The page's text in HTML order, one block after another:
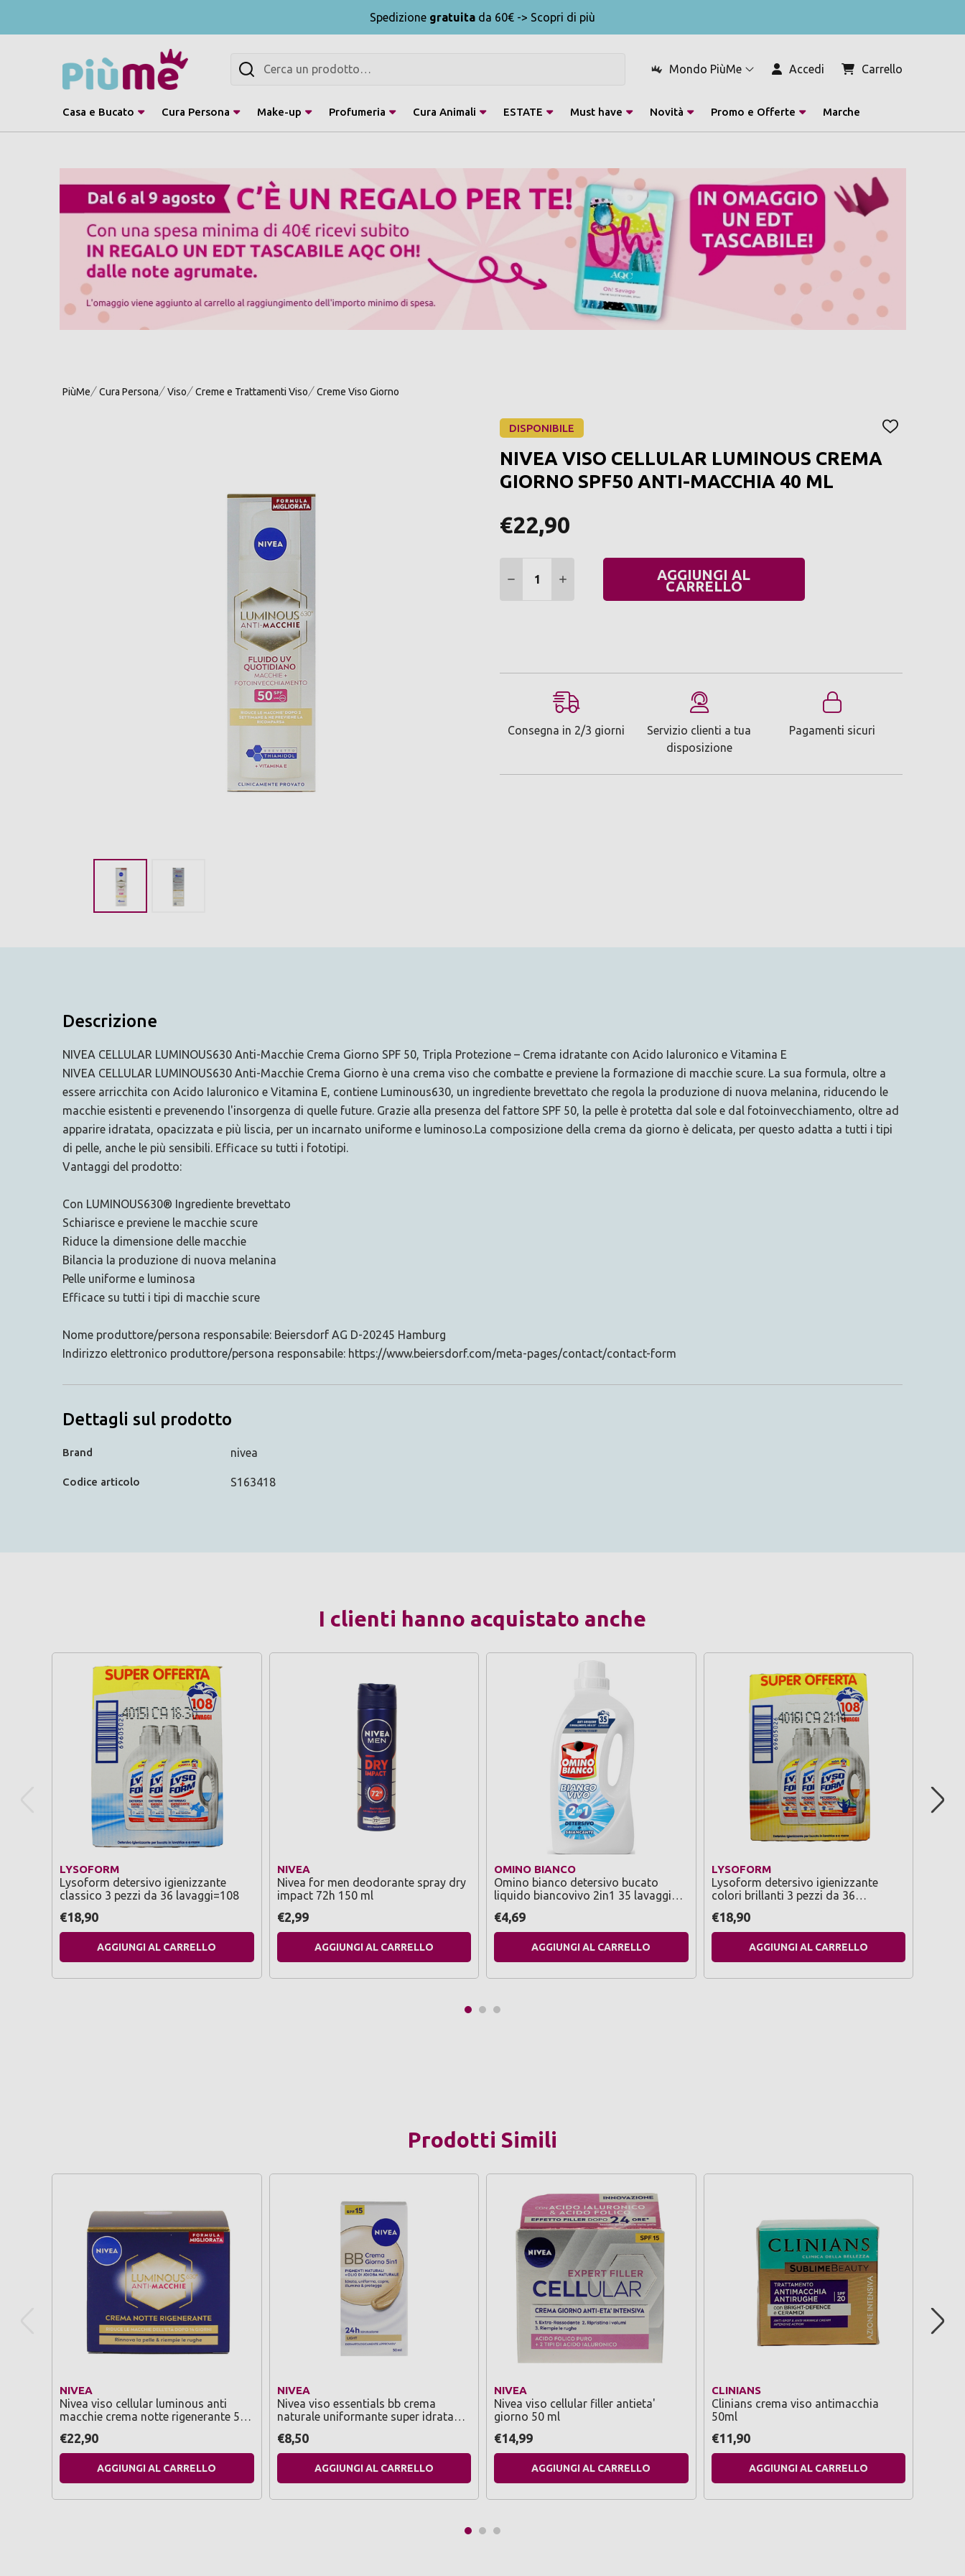
Spedizione gratuita da 60€ -> Scopri di più
Mondo PiùMe Accedi Carrello
Cerca
Casa e Bucato Cura Persona Make-up Profumeria Cura Animali ESTATE Must have Novità Promo e Offerte Marche
PiùMe Cura Persona Viso Creme e Trattamenti Viso Creme Viso Giorno
DISPONIBILE
AGGIUNGI
NIVEA VISO CELLULAR LUMINOUS CREMA
GIORNO SPF50 ANTI-MACCHIA 40 ML
€22,90
DIMINUIRE QUANTITÀ:
AUMENTARE QUANTITÀ:AGGIUNGI AL
CARRELLO
Consegna in 2/3 giorni
Servizio clienti a tua
disposizione
Pagamenti sicuri
Descrizione
NIVEA CELLULAR LUMINOUS630 Anti-Macchie Crema Giorno SPF 50, Tripla Protezione – Crema idratante con Acido Ialuronico e Vitamina E
NIVEA CELLULAR LUMINOUS630 Anti-Macchie Crema Giorno è una crema viso che combatte e previene la formazione di macchie scure. La sua formula, oltre a
essere arricchita con Acido Ialuronico e Vitamina E, contiene Luminous630, un ingrediente brevettato che regola la produzione di nuova melanina, riducendo le
macchie esistenti e prevenendo l'insorgenza di quelle future. Grazie alla presenza del fattore SPF 50, la pelle è protetta dal sole e dal fotoinvecchiamento, oltre ad
apparire idratata, opacizzata e più liscia, per un incarnato uniforme e luminoso.La composizione della crema da giorno è delicata, per questo adatta a tutti i tipi
di pelle, anche le più sensibili. Efficace su tutti i fototipi.
Vantaggi del prodotto:
Con LUMINOUS630® Ingrediente brevettato
Schiarisce e previene le macchie scure
Riduce la dimensione delle macchie
Bilancia la produzione di nuova melanina
Pelle uniforme e luminosa
Efficace su tutti i tipi di macchie scure
Nome produttore/persona responsabile: Beiersdorf AG D-20245 Hamburg
Indirizzo elettronico produttore/persona responsabile: https://www.beiersdorf.com/meta-pages/contact/contact-form
Dettagli sul prodotto
Brand nivea
Codice articolo S163418
I clienti hanno acquistato anche
LYSOFORM
Lysoform detersivo igienizzante
classico 3 pezzi da 36 lavaggi=108
€18,90
AGGIUNGI AL CARRELLO
NIVEA
Nivea for men deodorante spray dry
impact 72h 150 ml
€2,99
AGGIUNGI AL CARRELLO
OMINO BIANCO
Omino bianco detersivo bucato
liquido biancovivo 2in1 35 lavaggi
€4,69
AGGIUNGI AL CARRELLO
LYSOFORM
Lysoform detersivo igienizzante
colori brillanti 3 pezzi da 36
€18,90
AGGIUNGI AL CARRELLO
Prodotti Simili
NIVEA
Nivea viso cellular luminous anti
macchie crema notte rigenerante 50
€22,90
AGGIUNGI AL CARRELLO
NIVEA
Nivea viso essentials bb crema
naturale uniformante super idratante
€8,50
AGGIUNGI AL CARRELLO
NIVEA
Nivea viso cellular filler antieta'
giorno 50 ml
€14,99
AGGIUNGI AL CARRELLO
CLINIANS
Clinians crema viso antimacchia
50ml
€11,90
AGGIUNGI AL CARRELLO